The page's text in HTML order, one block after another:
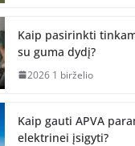
Kaip pasirinkti
su guma dydį?
2026 1 birželio
Kaip gauti APVA
elektrinei įsigyti?